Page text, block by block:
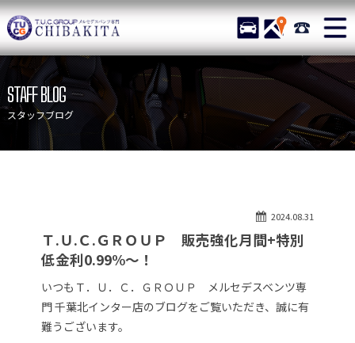
TUCグループ メルセデスベ
STOCK ACCESS 043-
ニュース
在庫リスト
目玉車両一覧
店舗紹介
保証＆サービス
アクセスマップ
自動車保険
TUCとは？
納車blog
スタッフblog
会社概要
STAFF BLOG
スタッフブログ
2024.08.31
Ｔ.Ｕ.Ｃ.ＧＲＯＵＰ 販売強化月間+特別
低金利0.99%～！
いつもＴ．Ｕ．Ｃ．ＧＲＯＵＰ メルセデスベンツ専
門 千葉北インター店のブログをご覧いただき、誠に有
難うございます。